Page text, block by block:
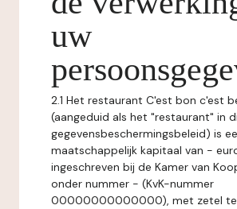
uw
2.1 Het restaurant C'est bon c'est
(aangeduid als het "restaurant" in
gegevensbeschermingsbeleid) is
maatschappelijk kapitaal van -
ingeschreven bij de Kamer van
onder nummer - (KvK-nummer
00000000000000), met zetel te